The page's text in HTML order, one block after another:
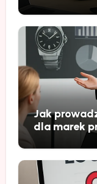
Jak
dla marek